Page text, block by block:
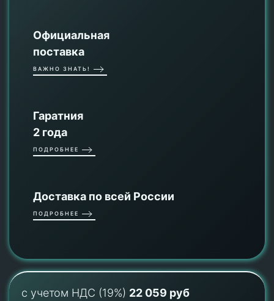
Официальная
поставка
ВАЖНО ЗНАТЬ!
Гаратния
2 года
ПОДРОБНЕЕ
Доставка по всей России
ПОДРОБНЕЕ
с учетом НДС (19%) 22 059 руб